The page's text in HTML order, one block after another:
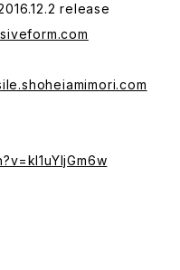
release